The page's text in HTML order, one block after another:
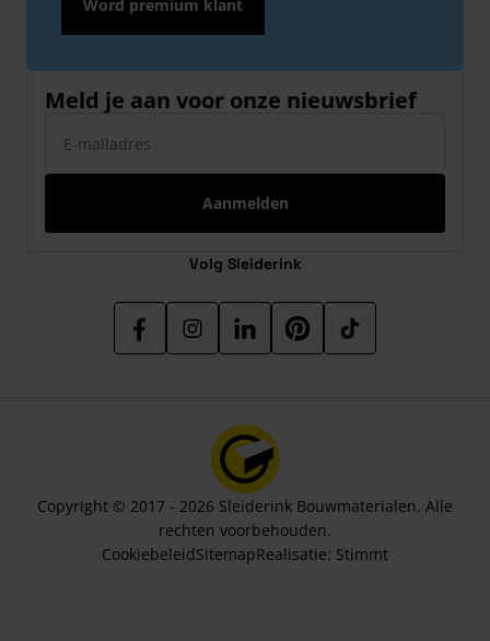
Word premium klant
Meld je aan voor onze nieuwsbrief
Aanmelden
Volg Sleiderink
Copyright © 2017 - 2026 Sleiderink Bouwmaterialen. Alle
rechten voorbehouden.
CookiebeleidSitemapRealisatie: Stimmt